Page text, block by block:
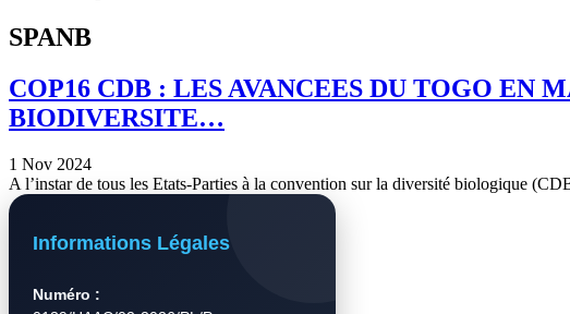
SPANB
COP16 CDB : LES AVANCEES DU TOGO
BIODIVERSITE…
1 Nov 2024
A l’instar de tous les Etats-Parties à la convention sur la diversité biologique
Informations Légales
Numéro :